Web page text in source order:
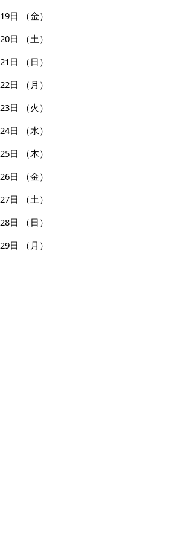
19日
（金）
20日
（土）
21日
（日）
22日
（月）
23日
（火）
24日
（水）
25日
（木）
26日
（金）
27日
（土）
28日
（日）
29日
（月）